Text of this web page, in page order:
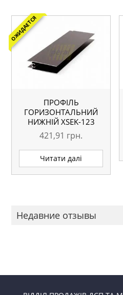
ОЖИДАЕТСЯ
ПРОФІЛЬ
ГОРИЗОНТАЛЬНИЙ
НИЖНІЙ ХSEK-123
ВЕНГЕ ГЛЯНЕЦЬ
L=5.1М АНАЛОГ
421,91 грн.
Читати далі
Недавние отзывы